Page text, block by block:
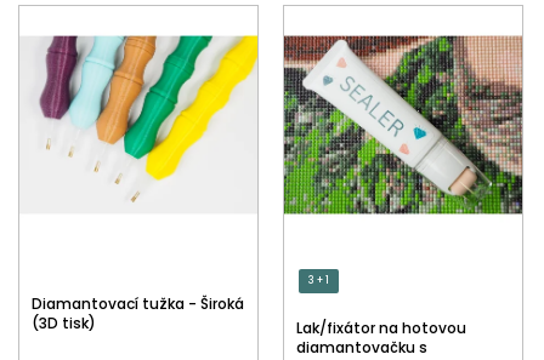
Diamantovací tužka - Široká
(3D tisk)
3 + 1
Lak/fixátor na hotovou
diamantovačku s